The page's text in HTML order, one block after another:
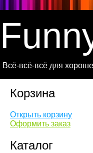
Всё-всё-всё для
Корзина
Открыть корзину
Оформить заказ
Каталог